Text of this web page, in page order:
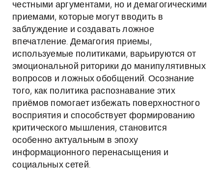
честными аргументами, но и демагогическими
приемами, которые могут вводить в
заблуждение и создавать ложное
впечатление. Демагогия приемы,
используемые политиками, варьируются от
эмоциональной риторики до манипулятивных
вопросов и ложных обобщений. Осознание
того, как политика распознавание этих
приёмов помогает избежать поверхностного
восприятия и способствует формированию
критического мышления, становится
особенно актуальным в эпоху
информационного перенасыщения и
социальных сетей.